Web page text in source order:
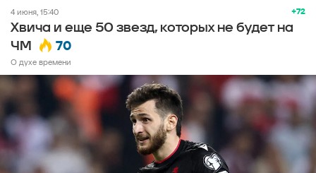
+72
4 июня, 15:40
Хвича и еще 50 звезд, которых не будет на
ЧМ
70
О духе времени